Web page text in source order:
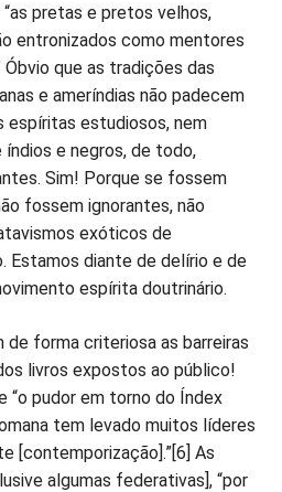
pretas e pretos velhos,
entronizados como mentores
que as tradições das
e ameríndias não padecem
espíritas estudiosos, nem
e negros, de todo,
Sim! Porque se fossem
fossem ignorantes, não
exóticos de
Estamos diante de delírio e de
espírita doutrinário.
de forma criteriosa as barreiras
livros expostos ao público!
“o pudor em torno do Índex
tem levado muitos líderes
[contemporização].”[6] As
algumas federativas], “por